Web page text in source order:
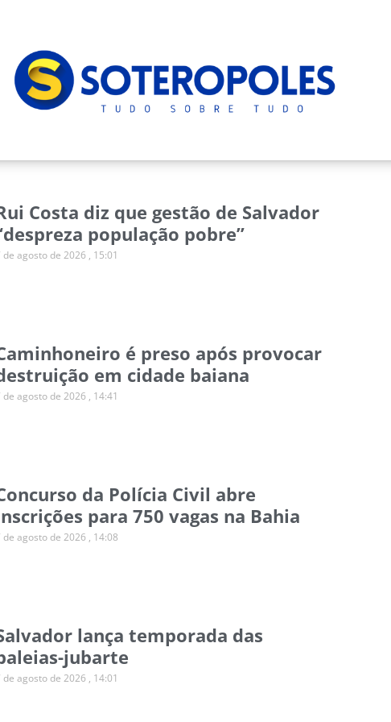
Costa diz que gestão de Salvador
população pobre”
de agosto de 2026 15:01
é preso após provocar
em cidade baiana
de agosto de 2026 14:41
da Polícia Civil abre
para 750 vagas na Bahia
de agosto de 2026 14:08
lança temporada das
jubarte
de agosto de 2026 14:01